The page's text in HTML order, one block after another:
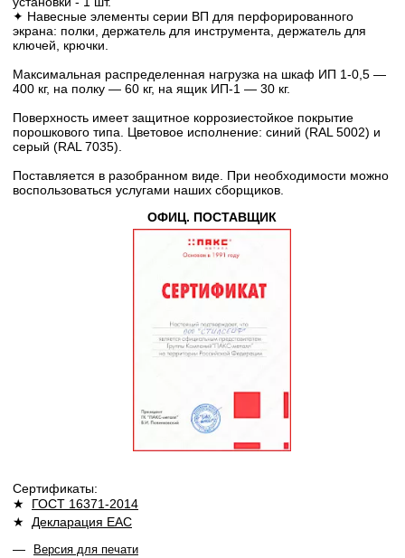
✦ Навеcные элементы серии ВП для перфорированного
экрана: полки, держатель для инструмента, держатель для
ключей, крючки.
Максимальная распределенная нагрузка на шкаф ИП 1-0,5 —
400 кг, на полку — 60 кг, на ящик ИП-1 — 30 кг.
Поверхность имеет защитное коррозиестойкое покрытие
порошкового типа. Цветовое исполнение: синий (RAL 5002) и
серый (RAL 7035).
Поставляется в разобранном виде. При необходимости можно
воспользоваться услугами наших сборщиков.
ОФИЦ. ПОСТАВЩИК
Сертификаты:
★ ГОСТ 16371-2014
★ Декларация ЕАС
—
Версия для печати